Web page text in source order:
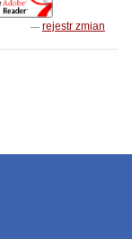
rejestr zmian